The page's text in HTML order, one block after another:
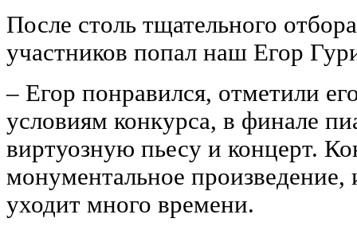
После столь тщательного
участников попал наш Егор
‒ Егор понравился, отметили
условиям конкурса, в финале
виртуозную пьесу и концерт.
монументальное произведение,
уходит много времени.